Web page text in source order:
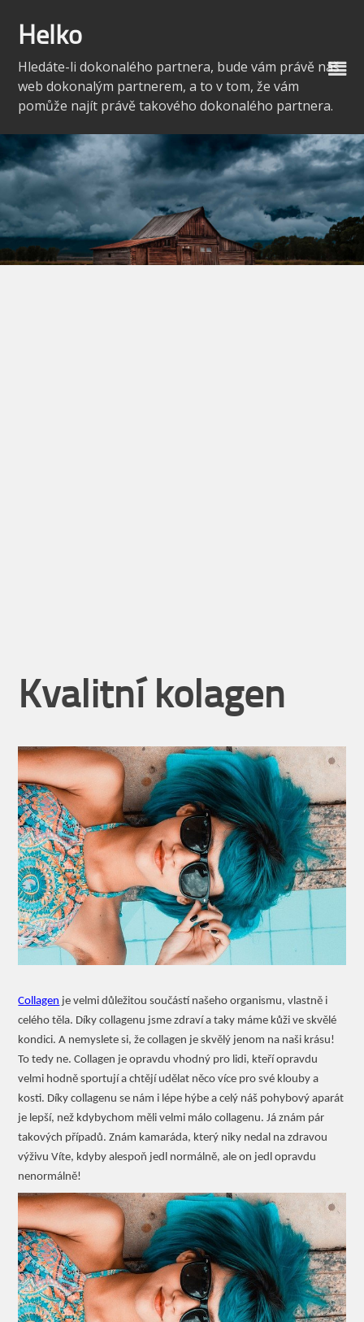
content
Helko
Hledáte-li dokonalého partnera, bude vám právě náš
web dokonalým partnerem, a to v tom, že vám
pomůže najít právě takového dokonalého partnera.
Kvalitní kolagen
Collagen je velmi důležitou součástí našeho organismu, vlastně i
celého těla. Díky collagenu jsme zdraví a taky máme kůži ve skvělé
kondici. A nemyslete si, že collagen je skvělý jenom na naši krásu!
To tedy ne. Collagen je opravdu vhodný pro lidi, kteří opravdu
velmi hodně sportují a chtějí udělat něco více pro své klouby a
kosti. Díky collagenu se nám i lépe hýbe a celý náš pohybový aparát
je lepší, než kdybychom měli velmi málo collagenu. Já znám pár
takových případů. Znám kamaráda, který niky nedal na zdravou
výživu Víte, kdyby alespoň jedl normálně, ale on jedl opravdu
nenormálně!